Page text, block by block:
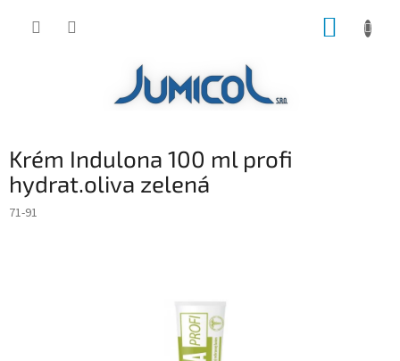
Krém Indulona 100 ml profi
hydrat.oliva zelená
71-91